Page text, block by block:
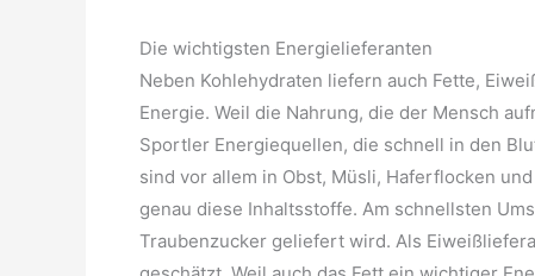
Die wichtigsten Energielieferanten
Neben Kohlehydraten liefern auch Fette,
Energie. Weil die Nahrung, die der Mensch
Sportler Energiequellen, die schnell in den
sind vor allem in Obst, Müsli, Haferflocken
genau diese Inhaltsstoffe. Am schnellsten
Traubenzucker geliefert wird. Als